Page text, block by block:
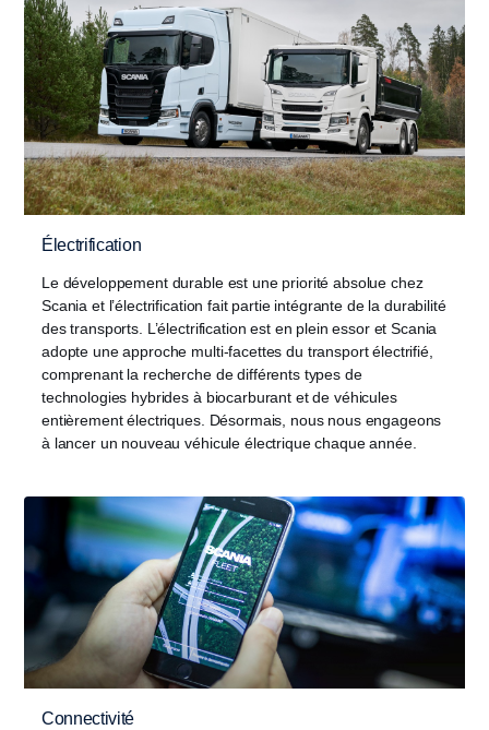
Électrification
Le développement durable est une priorité absolue chez
Scania et l’électrification fait partie intégrante de la durabilité
des transports. L’électrification est en plein essor et Scania
adopte une approche multi-facettes du transport électrifié,
comprenant la recherche de différents types de
technologies hybrides à biocarburant et de véhicules
entièrement électriques. Désormais, nous nous engageons
à lancer un nouveau véhicule électrique chaque année.
Connectivité